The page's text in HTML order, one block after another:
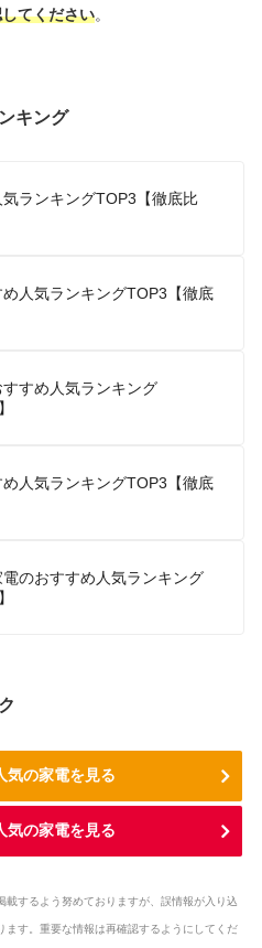
てください。
キング
ランキングTOP3【徹底比
人気ランキングTOP3【徹底
すめ人気ランキング
人気ランキングTOP3【徹底
のおすすめ人気ランキング
気の家電を見る
気の家電を見る
するよう努めておりますが、誤情報が入り込
ます。重要な情報は再確認するようにしてくだ